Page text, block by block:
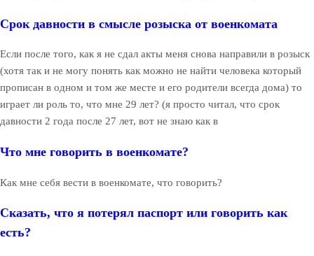
Срок давности в смысле розыска от военкомата
Если после того, как я не сдал акты меня снова направили в розыск
(хотя так и не могу понять как можно не найти человека который
прописан в одном и том же месте и его родители всегда дома) то
играет ли роль то, что мне 29 лет? (я просто читал, что срок
давности 2 года после 27 лет, вот не знаю как в
Что мне говорить в военкомате?
Как мне себя вести в военкомате, что говорить?
Сказать, что я потерял паспорт или говорить как
есть?